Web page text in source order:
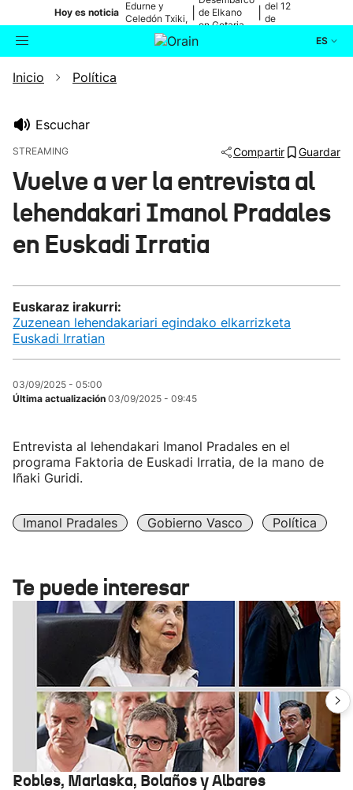
Hoy es noticia
Edurne y
Celedón Txiki,
en directo
de Elkano
en Getaria
del 12
de
ES
Buscador
Ikusmiran
Eguraldia
Inicio Política
Escuchar
STREAMING Compartir Guardar
Vuelve a ver la entrevista al
lehendakari Imanol Pradales
en Euskadi Irratia
Euskaraz irakurri:
Zuzenean lehendakariari egindako elkarrizketa
Euskadi Irratian
03/09/2025 - 05:00
Última actualización 03/09/2025 - 09:45
Entrevista al lehendakari Imanol Pradales en el
programa Faktoria de Euskadi Irratia, de la mano de
Iñaki Guridi.
Imanol Pradales Gobierno Vasco Política
Te puede interesar
Robles, Marlaska, Bolaños y Albares